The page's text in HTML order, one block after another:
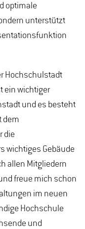
optimale
unterstützt
Hochschulstadt
ein wichtiger
und es besteht
dem
die
wichtiges Gebäude
allen Mitgliedern
freue mich schon
im neuen
Hochschule
und